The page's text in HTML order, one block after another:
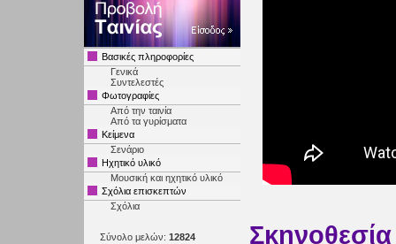
Βασικές πληροφορίες
Γενικά
Συντελεστές
Φωτογραφίες
Από την ταινία
Από τα γυρίσματα
Κείμενα
Σενάριο
Ηχητικό υλικό
Μουσική και ηχητικό υλικό
Σχόλια επισκεπτών
Σχόλια
Σύνολο μελών: 12824
Σκηνοθεσία